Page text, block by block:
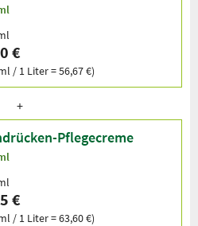
€
/ 1 Liter = 56,67 €)
Pflegecreme
€
/ 1 Liter = 63,60 €)